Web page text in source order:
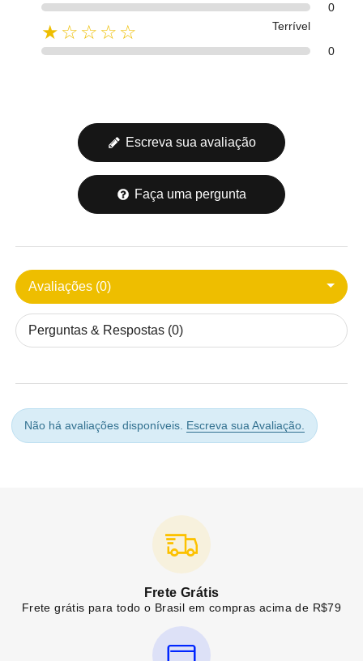
0
★☆☆☆☆
Terrível
0
Escreva sua avaliação
Faça uma pergunta
Avaliações (0)
Perguntas & Respostas (0)
Não há avaliações disponíveis. Escreva sua Avaliação.
Frete Grátis
Frete grátis para todo o Brasil em compras acima de R$79